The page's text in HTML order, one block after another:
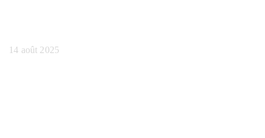
14 août 2025